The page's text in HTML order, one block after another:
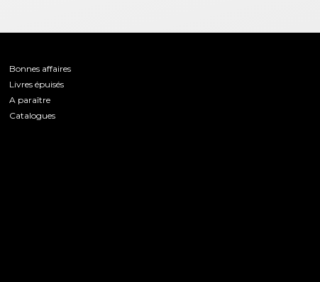
Bonnes affaires
Livres épuisés
A paraître
Catalogues